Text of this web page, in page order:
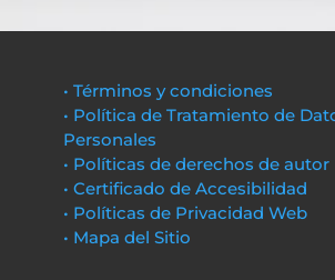
• Términos y condiciones
• Política de Tratamiento de
Personales
• Políticas de derechos de autor
• Certificado de Accesibilidad
• Políticas de Privacidad Web
• Mapa del Sitio